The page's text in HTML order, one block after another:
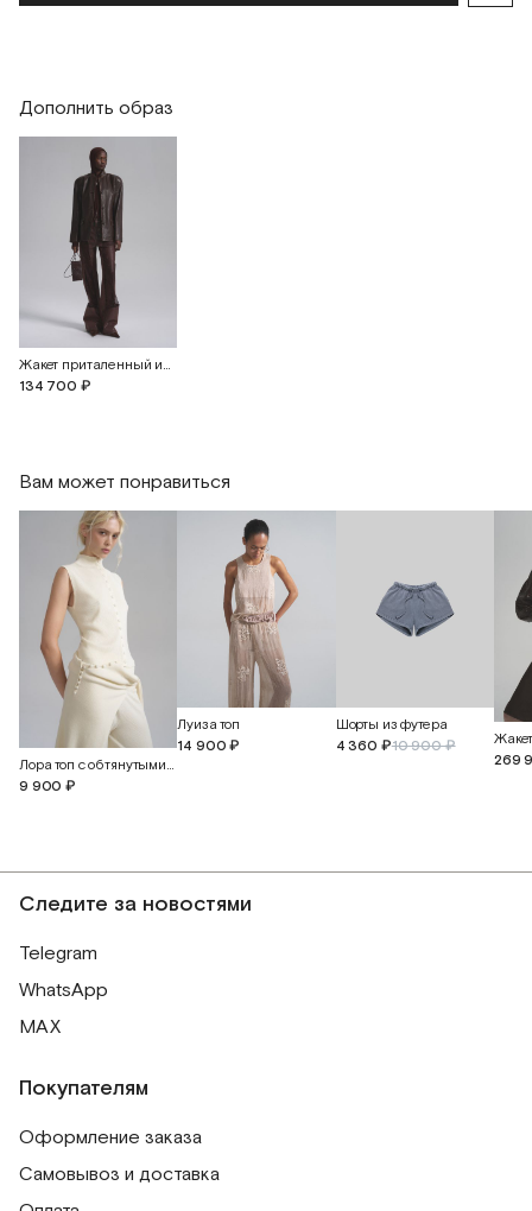
Дополнить образ
Жакет приталенный из кожи с винтажным эффектом
134 700 ₽
Вам может понравиться
Лора топ с обтянутыми пуговицами
9 900 ₽
Луиза топ
14 900 ₽
Шорты из футера
4 360 ₽10 900 ₽
269
Следите за новостями
Telegram
WhatsApp
MAX
Покупателям
Оформление заказа
Самовывоз и доставка